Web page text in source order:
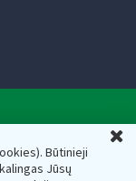
Būtinieji
Jūsų